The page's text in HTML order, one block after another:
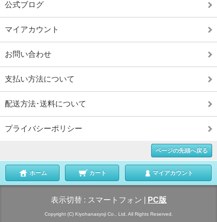
公式ブログ
マイアカウント
お問い合わせ
支払い方法について
配送方法･送料について
プライバシーポリシー
ページの先頭へ戻る
ホーム カート マイアカウント
表示切替 : スマートフォン PC版
Copyright (C) Kiyohanasyoji Co., Ltd. All Rights Reserved.